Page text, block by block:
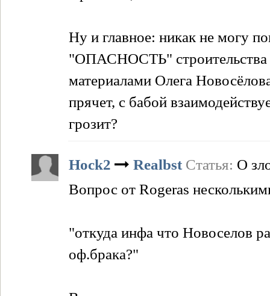
Ну и главное: никак не могу
"ОПАСНОСТЬ" строительства
материалами Олега
прячет, с бабой
грозит?
Hock2 Realbst Статья: О
Вопрос от Rogeras
"откуда инфа что Новоселов
оф.брака?"